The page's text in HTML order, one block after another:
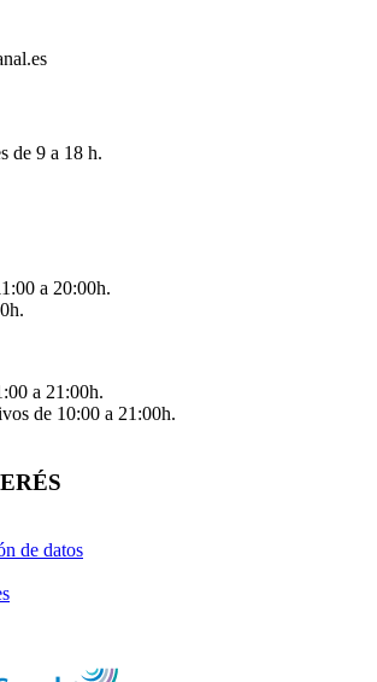
de 9 a 18 h.
a 20:00h.
a 21:00h.
de 10:00 a 21:00h.
de datos